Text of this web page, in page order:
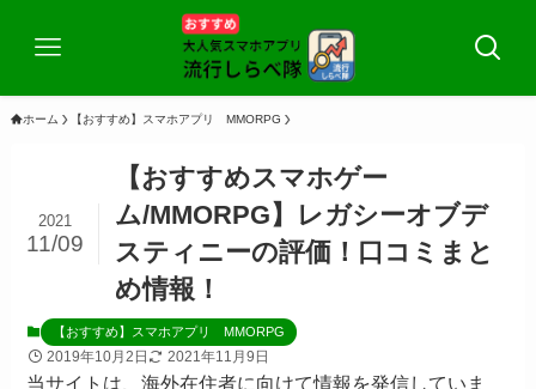
ホーム 【おすすめ】スマホアプリ MMORPG
【おすすめスマホゲー
ム/MMORPG】レガシーオブデ
スティニーの評価！口コミまと
め情報！
2021
11/09
【おすすめ】スマホアプリ MMORPG
2019年10月2日 2021年11月9日
当サイトは、海外在住者に向けて情報を発信していま